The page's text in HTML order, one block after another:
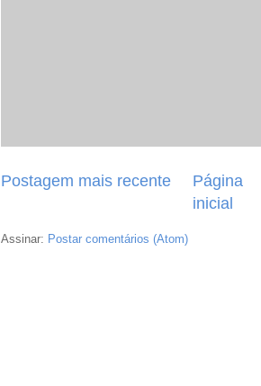
Postagem mais recente
Página
inicial
Assinar: Postar comentários (Atom)